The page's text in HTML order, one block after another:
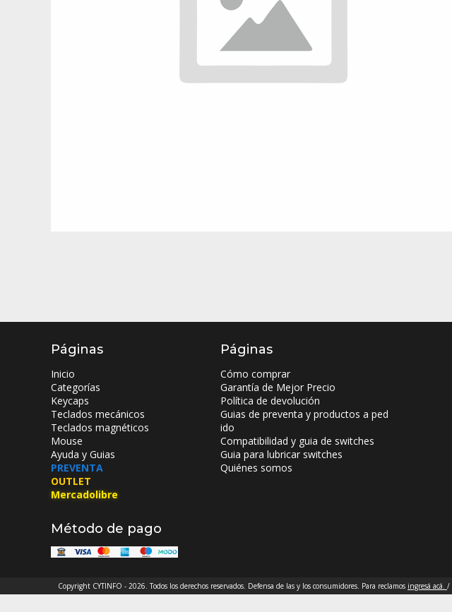
Páginas
Inicio
Categorías
Keycaps
Teclados mecánicos
Teclados magnéticos
Mouse
Ayuda y Guias
PREVENTA
OUTLET
Mercadolibre
Páginas
Cómo comprar
Garantía de Mejor Precio
Política de devolución
Guias de preventa y productos a ped
ido
Compatibilidad y guia de switches
Guia para lubricar switches
Quiénes somos
Método de pago
Copyright CYTINFO - 2026. Todos los derechos reservados. Defensa de las y los consumidores. Para reclamos ingresá acá. /